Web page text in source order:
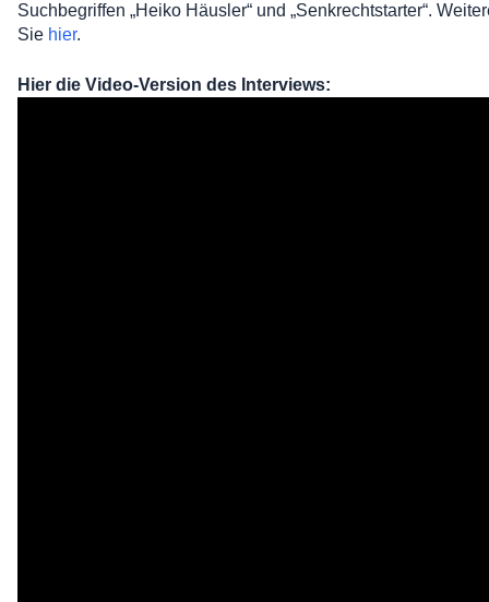
Suchbegriffen „Heiko Häusler“ und „Senkrechtstarter“.
Sie hier.
Hier die Video-Version des Interviews: